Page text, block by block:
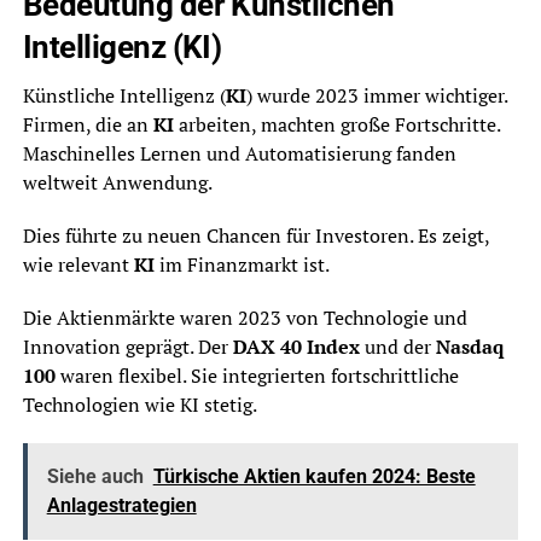
Intelligenz (KI)
Künstliche Intelligenz (KI) wurde 2023 immer wichtiger.
Firmen, die anKIarbeiten, machten große Fortschritte.
Maschinelles Lernen und Automatisierung fanden
weltweit Anwendung.
Dies führte zu neuen Chancen für Investoren. Es zeigt,
wie relevantKIim Finanzmarkt ist.
Die Aktienmärkte waren 2023 von Technologie und
Innovation geprägt. DerDAX 40 Indexund derNasdaq
100waren flexibel. Sie integrierten fortschrittliche
Technologien wie KI stetig.
Siehe auch Türkische Aktien kaufen 2024: Beste
Anlagestrategien